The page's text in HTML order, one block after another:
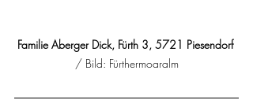
Familie Aberger Dick, Fürth 3, 5721 Piesendorf
/ Bild: Fürthermoaralm